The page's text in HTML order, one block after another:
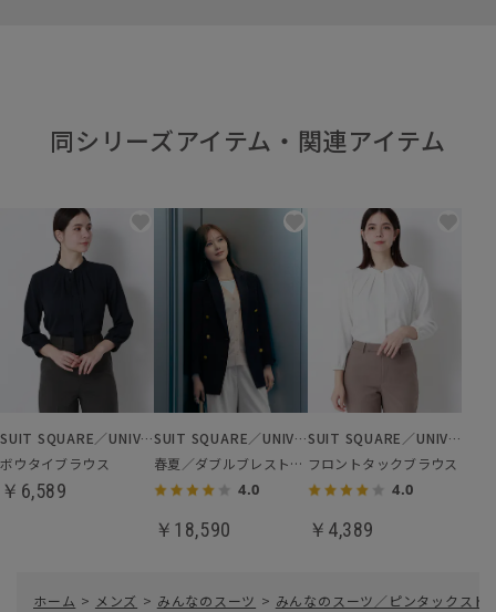
同シリーズアイテム・関連アイテム
SUIT SQUARE／UNIVERSAL LANGUAGE／WHITE
ボウタイブラウス
￥6,589
SUIT SQUARE／UNIVERSAL LANGUAGE／WHITE
春夏／ダブルブレストジャケット
4.0
￥18,590
SUIT SQUARE／UNIVERSAL LANGUAGE／WHITE
フロントタックブラウス
4.0
￥4,389
ホーム > メンズ > みんなのスーツ > みんなのスーツ／ピンタックスト